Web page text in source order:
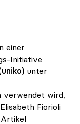
einer
Initiative
unter
verwendet wird,
Elisabeth Fiorioli
Artikel